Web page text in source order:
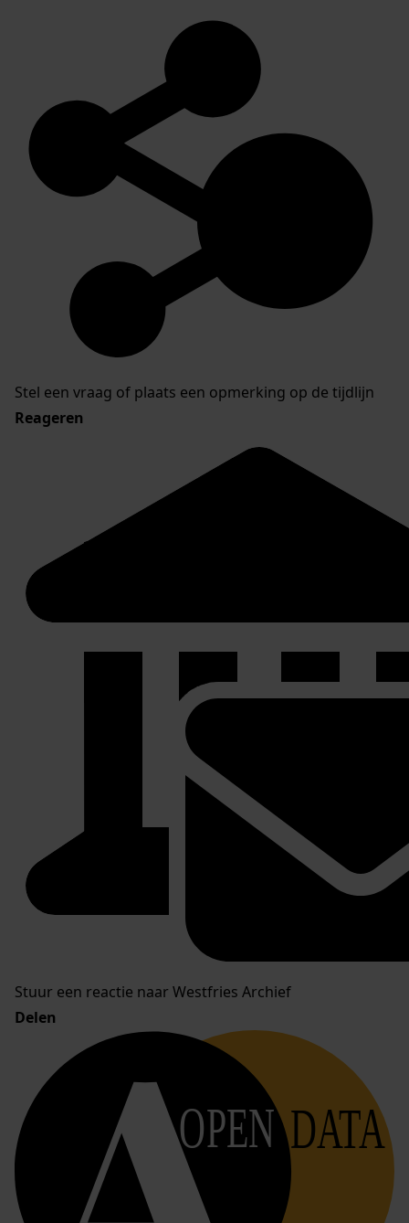
Stel een vraag of plaats een opmerking op de tijdlijn
Reageren
Stuur een reactie naar Westfries Archief
Delen
OPEN DATA